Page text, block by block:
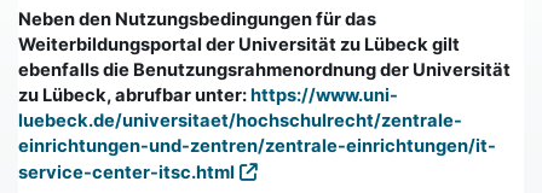
Neben den Nutzungsbedingungen für das
Weiterbildungsportal der Universität zu Lübeck gilt
ebenfalls die Benutzungsrahmenordnung der Universität
zu Lübeck, abrufbar unter:https://www.uni-
luebeck.de/universitaet/hochschulrecht/zentrale-
einrichtungen-und-zentren/zentrale-einrichtungen/it-
service-center-itsc.html